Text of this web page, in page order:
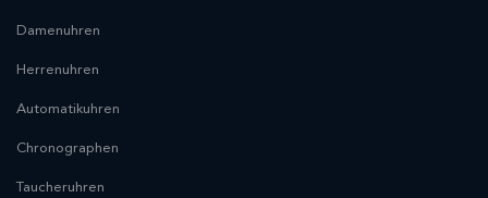
Damenuhren
Herrenuhren
Automatikuhren
Chronographen
Taucheruhren